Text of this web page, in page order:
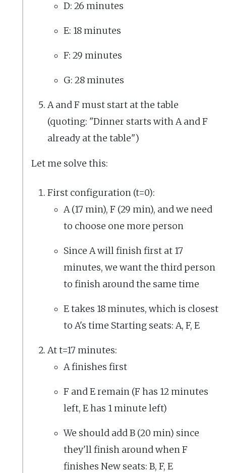
D: 26 minutes
E: 18 minutes
F: 29 minutes
G: 28 minutes
A and F must start at the table
(quoting: "Dinner starts with A and F
already at the table")
Let me solve this:
First configuration (t=0):
A (17 min), F (29 min), and we need
to choose one more person
Since A will finish first at 17
minutes, we want the third person
to finish around the same time
E takes 18 minutes, which is closest
to A's time Starting seats: A, F, E
At t=17 minutes:
A finishes first
F and E remain (F has 12 minutes
left, E has 1 minute left)
We should add B (20 min) since
they'll finish around when F
finishes New seats: B, F, E